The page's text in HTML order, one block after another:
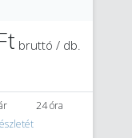
bruttó / db.
24 óra